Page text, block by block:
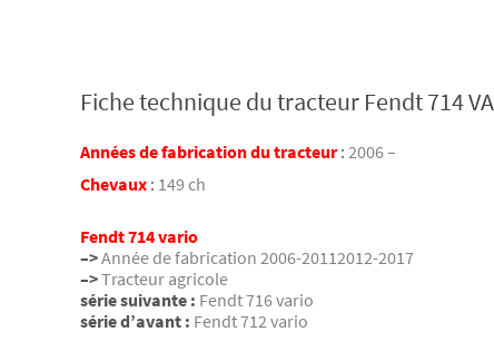
Fiche technique du tracteur Fendt 714
Années de fabrication du tracteur: 2006 –
Chevaux : 149 ch
Fendt 714 vario
–>Année de fabrication 2006-20112012-2017
–>Tracteur agricole
série suivante : Fendt 716 vario
série d’avant : Fendt 712 vario